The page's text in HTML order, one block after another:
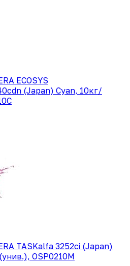
ECOSYS
(Japan) Cyan, 10кг/
TASKalfa 3252ci (Japan)
OSP0210M